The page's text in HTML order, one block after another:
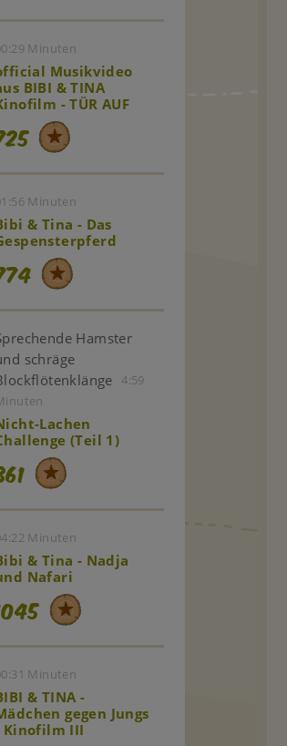
Minuten
Musikvideo
BIBI & TINA
- TÜR AUF
Minuten
& Tina - Das
Hamster
schräge
4:59
Lachen
(Teil 1)
Minuten
& Tina - Nadja
Nafari
Minuten
& TINA -
gegen Jungs
Kinofilm III